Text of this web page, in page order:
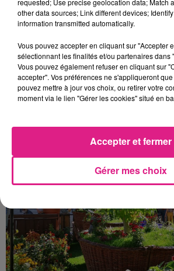
other data sources; Link different devices;
information transmitted automatically.
Vous pouvez accepter en cliquant sur "Accepter
sélectionnant les finalités et/ou partenaires dans
Vous pouvez également refuser en cliquant sur
accepter". Vos préférences ne s'appliqueront
pouvez mettre à jour vos choix, ou retirer votre
moment via le lien "Gérer les cookies" situé en
Gérer mes choix
Accepter et fermer